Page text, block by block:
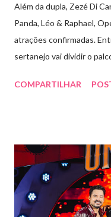
Além da dupla, Zezé Di
Panda, Léo & Raphael,
atrações confirmadas.
sertanejo vai dividir o
outras atrações. Esta
requisitados pelos
Pela segunda vez, a
Marini Eventos —
de grandes festivais pelo
COMPARTILHAR